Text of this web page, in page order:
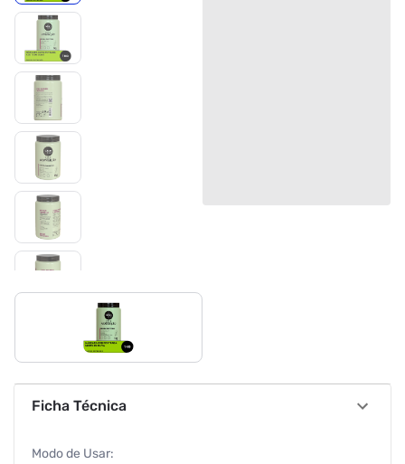
Ficha Técnica
Modo de Usar: